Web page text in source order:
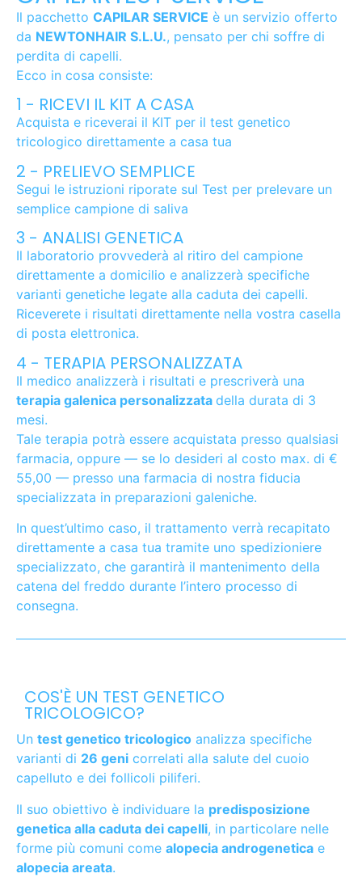
Il pacchetto CAPILAR SERVICE è un servizio offerto
da NEWTONHAIR S.L.U., pensato per chi soffre di
perdita di capelli.
Ecco in cosa consiste:
1 - RICEVI IL KIT A CASA
Acquista e riceverai il KIT per il test genetico
tricologico direttamente a casa tua
2 - PRELIEVO SEMPLICE
Segui le istruzioni riporate sul Test per prelevare un
semplice campione di saliva
3 - ANALISI GENETICA
Il laboratorio provvederà al ritiro del campione
direttamente a domicilio e analizzerà specifiche
varianti genetiche legate alla caduta dei capelli.
Riceverete i risultati direttamente nella vostra casella
di posta elettronica.
4 - TERAPIA PERSONALIZZATA
Il medico analizzerà i risultati e prescriverà una
terapia galenica personalizzata della durata di 3
mesi.
Tale terapia potrà essere acquistata presso qualsiasi
farmacia, oppure — se lo desideri al costo max. di €
55,00 — presso una farmacia di nostra fiducia
specializzata in preparazioni galeniche.
In quest’ultimo caso, il trattamento verrà recapitato
direttamente a casa tua tramite uno spedizioniere
specializzato, che garantirà il mantenimento della
catena del freddo durante l’intero processo di
consegna.
COS'È UN TEST GENETICO
TRICOLOGICO?
Un test genetico tricologico analizza specifiche
varianti di 26 geni correlati alla salute del cuoio
capelluto e dei follicoli piliferi.
Il suo obiettivo è individuare la predisposizione
genetica alla caduta dei capelli, in particolare nelle
forme più comuni come alopecia androgenetica e
alopecia areata.